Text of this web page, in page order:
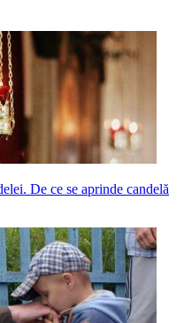
De ce se aprinde candelă